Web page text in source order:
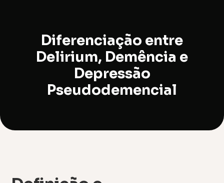
Diferenciação entre
Delirium, Demência e
Depressão
Pseudodemencial